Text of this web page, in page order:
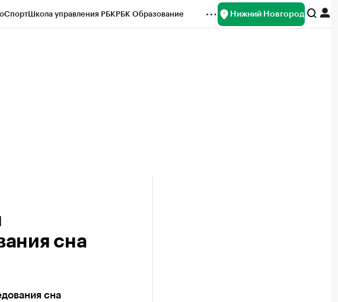
СпортШкола управления РБКРБК Образование Нижний Новгород
сна
сна